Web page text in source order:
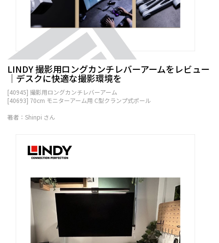
LINDY 撮影用ロングカンチレバーアームをレビュー
│デスクに快適な撮影環境を
[40945] 撮影用ロングカンチレバーアーム
[40693] 70cm モニターアーム用 C型クランプ式ポール
著者：Shinpi さん